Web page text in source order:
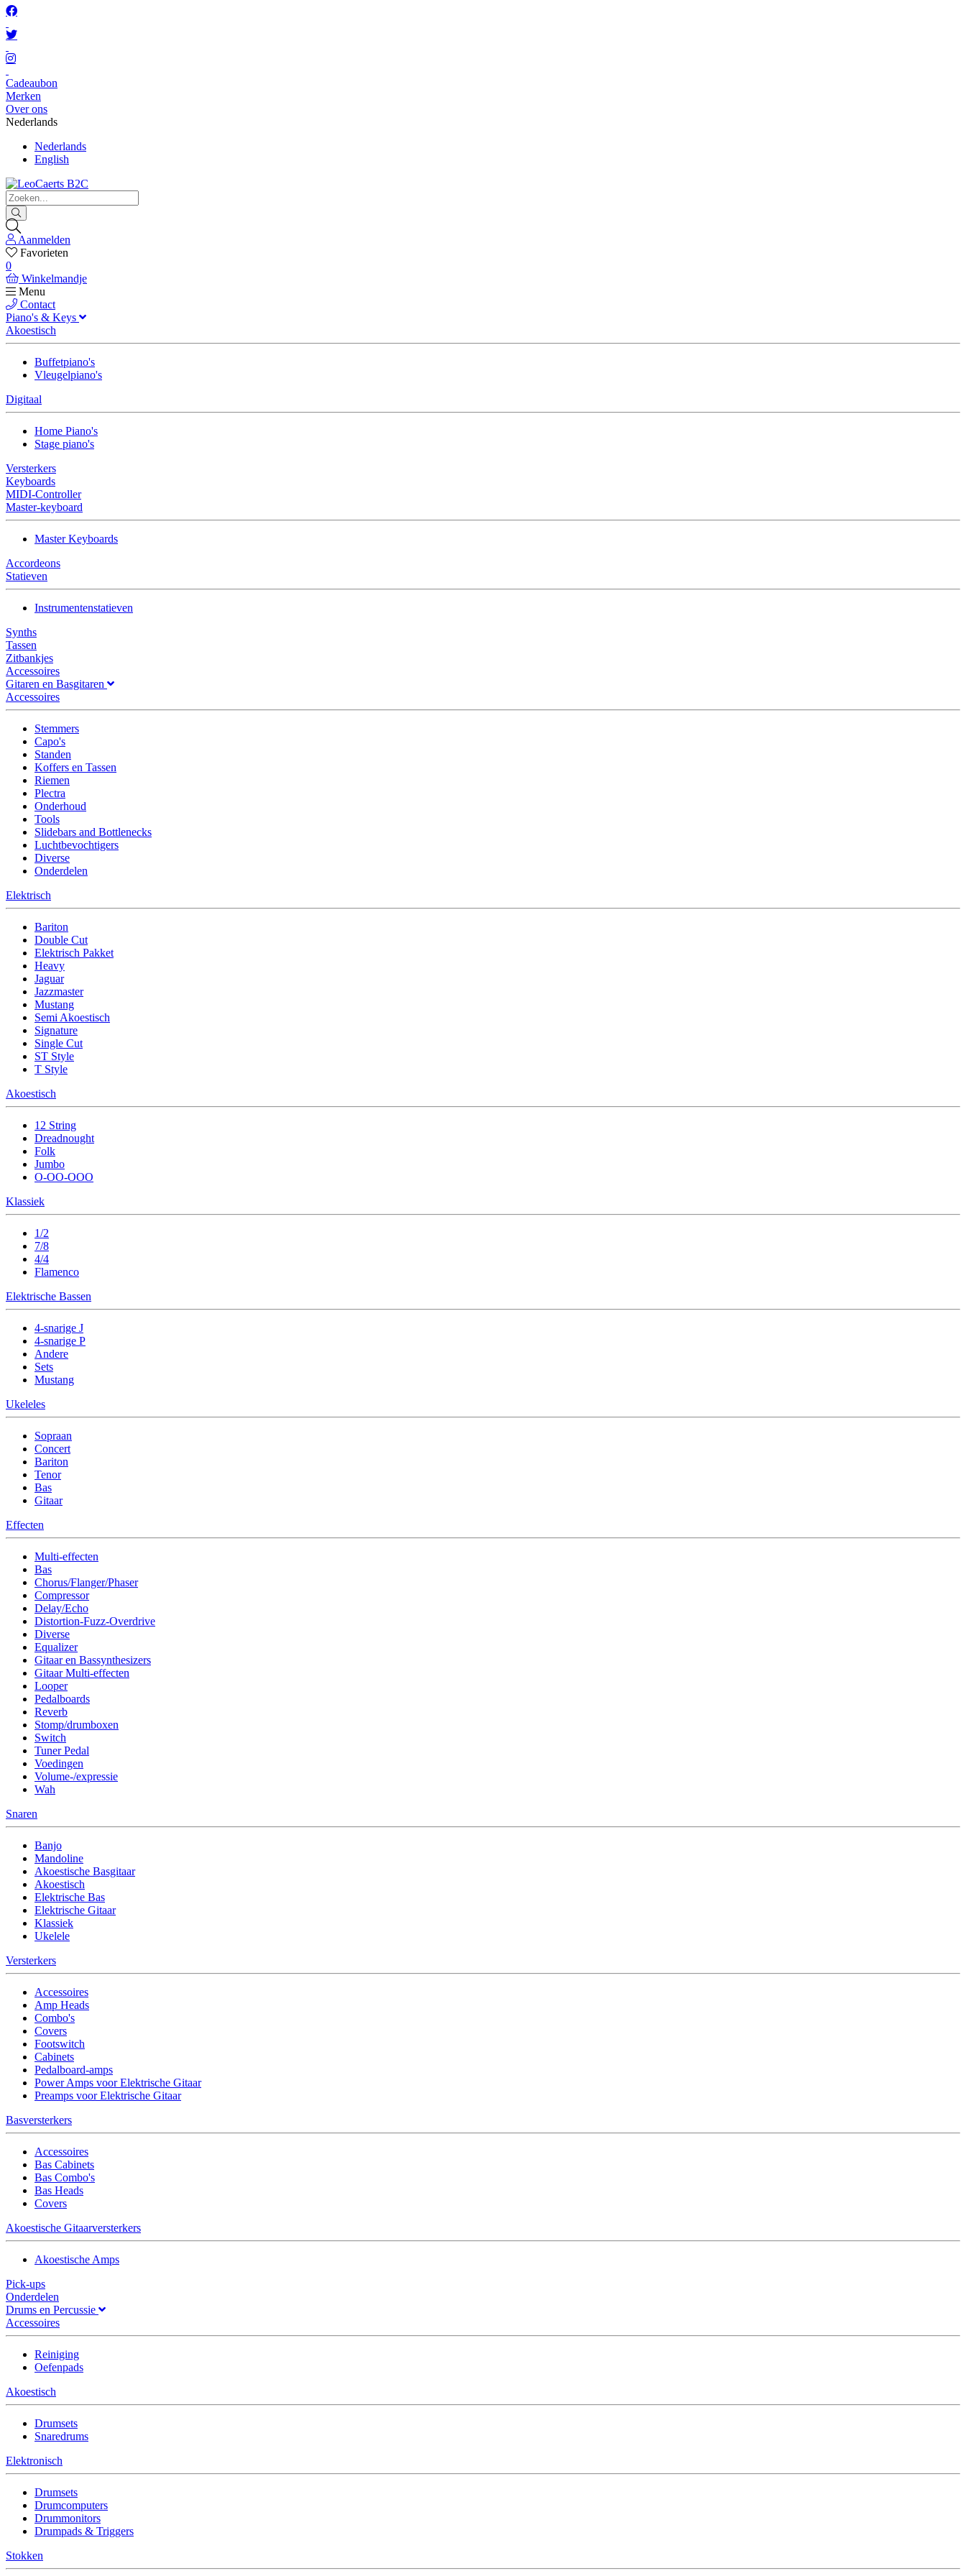
Cadeaubon
Merken
Over ons
Nederlands
Nederlands
English
Aanmelden
Favorieten
0
Winkelmandje
Menu
Contact
Piano's & Keys
Akoestisch
Buffetpiano's
Vleugelpiano's
Digitaal
Home Piano's
Stage piano's
Versterkers
Keyboards
MIDI-Controller
Master-keyboard
Master Keyboards
Accordeons
Statieven
Instrumentenstatieven
Synths
Tassen
Zitbankjes
Accessoires
Gitaren en Basgitaren
Accessoires
Stemmers
Capo's
Standen
Koffers en Tassen
Riemen
Plectra
Onderhoud
Tools
Slidebars and Bottlenecks
Luchtbevochtigers
Diverse
Onderdelen
Elektrisch
Bariton
Double Cut
Elektrisch Pakket
Heavy
Jaguar
Jazzmaster
Mustang
Semi Akoestisch
Signature
Single Cut
ST Style
T Style
Akoestisch
12 String
Dreadnought
Folk
Jumbo
O-OO-OOO
Klassiek
1/2
7/8
4/4
Flamenco
Elektrische Bassen
4-snarige J
4-snarige P
Andere
Sets
Mustang
Ukeleles
Sopraan
Concert
Bariton
Tenor
Bas
Gitaar
Effecten
Multi-effecten
Bas
Chorus/Flanger/Phaser
Compressor
Delay/Echo
Distortion-Fuzz-Overdrive
Diverse
Equalizer
Gitaar en Bassynthesizers
Gitaar Multi-effecten
Looper
Pedalboards
Reverb
Stomp/drumboxen
Switch
Tuner Pedal
Voedingen
Volume-/expressie
Wah
Snaren
Banjo
Mandoline
Akoestische Basgitaar
Akoestisch
Elektrische Bas
Elektrische Gitaar
Klassiek
Ukelele
Versterkers
Accessoires
Amp Heads
Combo's
Covers
Footswitch
Cabinets
Pedalboard-amps
Power Amps voor Elektrische Gitaar
Preamps voor Elektrische Gitaar
Basversterkers
Accessoires
Bas Cabinets
Bas Combo's
Bas Heads
Covers
Akoestische Gitaarversterkers
Akoestische Amps
Pick-ups
Onderdelen
Drums en Percussie
Accessoires
Reiniging
Oefenpads
Akoestisch
Drumsets
Snaredrums
Elektronisch
Drumsets
Drumcomputers
Drummonitors
Drumpads & Triggers
Stokken